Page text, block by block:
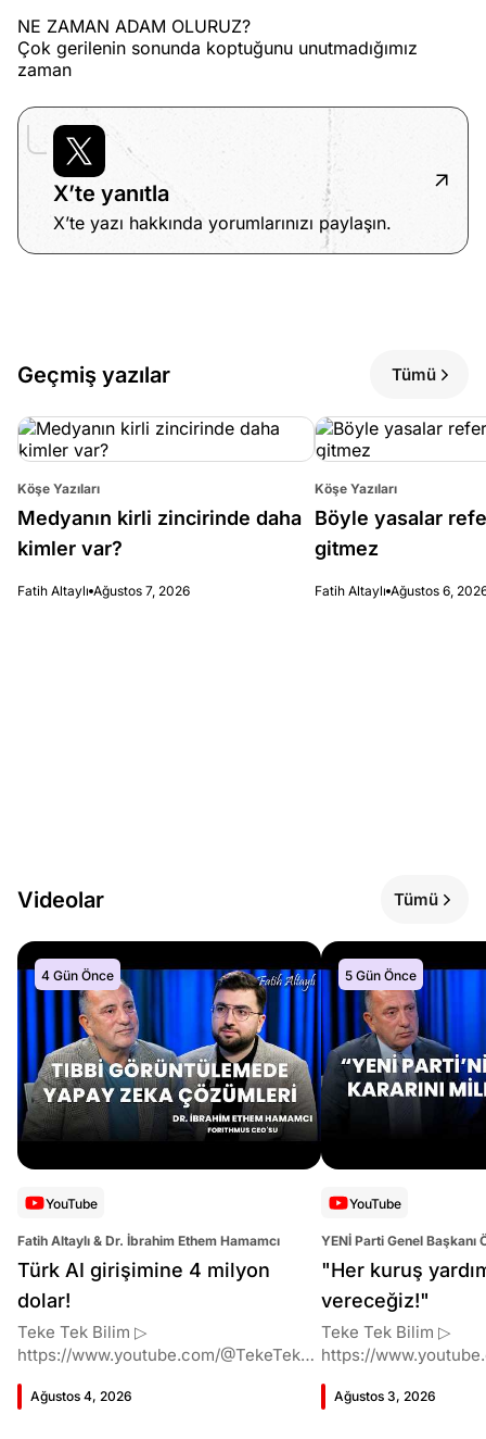
NE ZAMAN ADAM OLURUZ?
Çok gerilenin sonunda koptuğunu unutmadığımız
zaman
X’te yanıtla
X’te yazı hakkında yorumlarınızı paylaşın.
Geçmiş yazılar Tümü
Köşe Yazıları
Medyanın kirli zincirinde daha
kimler var?
Fatih Altaylı Ağustos 7, 2026
Köşe Yazıları
Böyle yasalar
gitmez
Fatih Altaylı Ağustos 6,
Videolar Tümü
4 Gün Önce
YouTube
Fatih Altaylı & Dr. İbrahim Ethem Hamamcı
Türk AI girişimine 4 milyon
dolar!
Teke Tek Bilim ▷
https://www.youtube.com/@TekeTekBil
Hamamcı kimdir ve akademik
Ağustos 4, 2026
5 Gün Önce
YouTube
YENİ Parti Genel Başkanı
Altaylı
"Her kuruş
vereceğiz!"
Teke Tek Bilim ▷
https://
Butlan kararı kimin
Ağustos 3, 2026